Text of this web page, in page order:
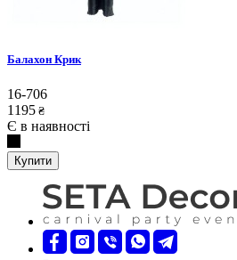
Балахон Крик
16-706
1195 ₴
Є в наявності
Купити